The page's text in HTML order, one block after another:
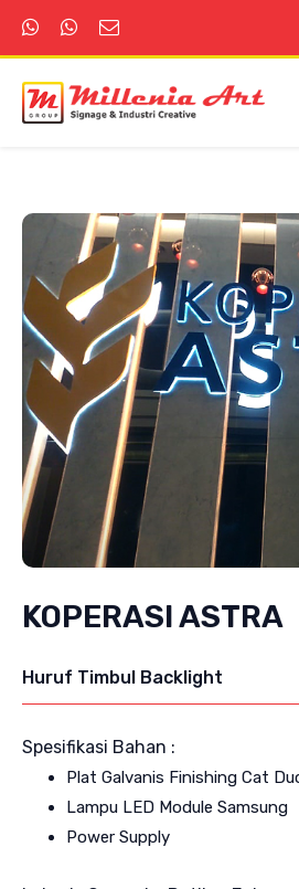
KOPERASI ASTRA
Huruf Timbul Backlight
Spesifikasi Bahan :
Plat Galvanis Finishing Cat
Lampu LED Module Samsung
Power Supply